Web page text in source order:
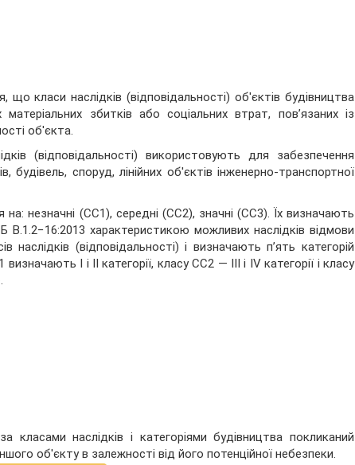
класи наслідків (відповідальності) об'єктів будівництва
збитків або соціальних втрат, пов’язаних із
об'єкта.
(відповідальності) використовують для забезпечення
будівель, споруд, лінійних об'єктів інженерно-транспортної
на: незначні (СС1), середні (СС2), значні (СС3). Їх визначають
характеристикою можливих наслідків відмови
(відповідальності) і визначають п’ять категорій
І і ІІ категорії, класу СС2 — ІІІ і IV категорії і класу
класами наслідків і категоріями будівництва покликаний
об'єкту в залежності від його потенційної небезпеки.